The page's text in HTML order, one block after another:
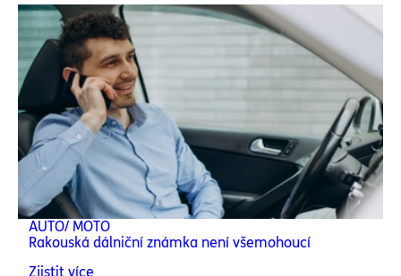
AUTO/ MOTO
Rakouská dálniční známka není všemohoucí
Zjistit více